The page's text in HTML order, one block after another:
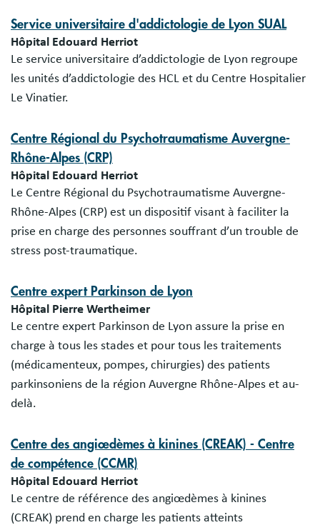
Service universitaire d'addictologie de Lyon SUAL
Hôpital Edouard Herriot
Le service universitaire d’addictologie de Lyon regroupe
les unités d’addictologie des HCL et du Centre Hospitalier
Le Vinatier.
Centre Régional du Psychotraumatisme Auvergne-
Rhône-Alpes (CRP)
Hôpital Edouard Herriot
Le Centre Régional du Psychotraumatisme Auvergne-
Rhône-Alpes (CRP) est un dispositif visant à faciliter la
prise en charge des personnes souffrant d’un trouble de
stress post-traumatique.
Centre expert Parkinson de Lyon
Hôpital Pierre Wertheimer
Le centre expert Parkinson de Lyon assure la prise en
charge à tous les stades et pour tous les traitements
(médicamenteux, pompes, chirurgies) des patients
parkinsoniens de la région Auvergne Rhône-Alpes et au-
delà.
Centre des angiœdèmes à kinines (CREAK) - Centre
de compétence (CCMR)
Hôpital Edouard Herriot
Le centre de référence des angiœdèmes à kinines
(CREAK) prend en charge les patients atteints